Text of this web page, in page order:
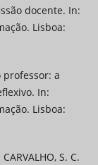
docente. In:
Lisboa:
professor: a
In:
Lisboa:
S. C.